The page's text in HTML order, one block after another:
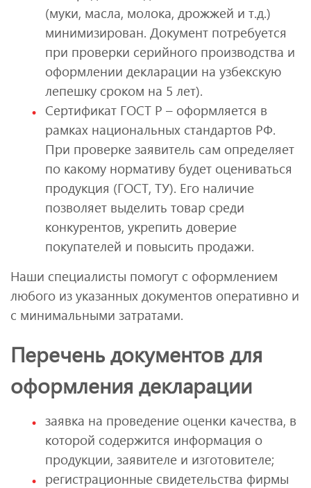
(муки, масла, молока, дрожжей и т.д.)
минимизирован. Документ потребуется
при проверки серийного производства и
оформлении декларации на узбекскую
лепешку сроком на 5 лет).
Сертификат ГОСТ Р – оформляется в
рамках национальных стандартов РФ.
При проверке заявитель сам определяет
по какому нормативу будет оцениваться
продукция (ГОСТ, ТУ). Его наличие
позволяет выделить товар среди
конкурентов, укрепить доверие
покупателей и повысить продажи.
Наши специалисты помогут с оформлением
любого из указанных документов оперативно и
с минимальными затратами.
Перечень документов для
оформления декларации
заявка на проведение оценки качества, в
которой содержится информация о
продукции, заявителе и изготовителе;
регистрационные свидетельства фирмы